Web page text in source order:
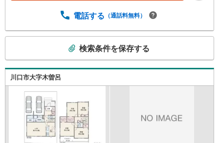
上記時間はお電話が繋がりやすくなっております。お気軽
ンよりご希望の日時をご記入いただけますとスムーズにご
案内が可能です。～住宅ローン～諸費用込融資や築年数の
古い物件のローンも得意としており、最適な銀行をご提案
します。～リフォーム～理想の間取り、テイストを作り上
げられます！リフォームプランナーの同行も可能です。
電話する （通話料無料）
検
条
検索条件を保存する
川口市大字木曽呂